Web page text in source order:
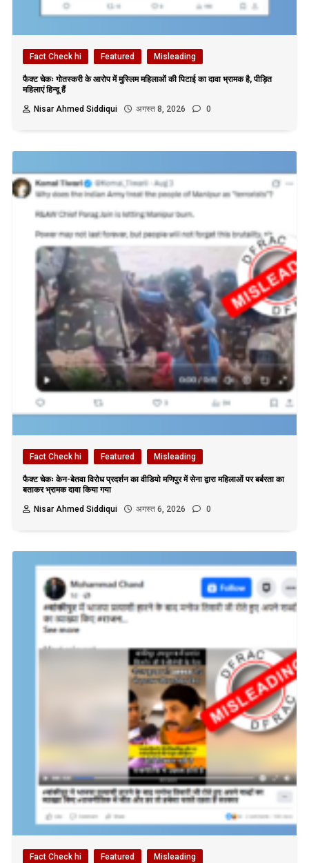
Fact Check hi Featured Misleading
फैक्ट चेकः गोतस्करी के आरोप में मुस्लिम महिलाओं की पिटाई का दावा भ्रामक है, पीड़ित
महिलाएं हिन्दू हैं
Nisar Ahmed Siddiqui
अगस्त 8, 2026 0
Fact Check hi Featured Misleading
फैक्ट चेकः केन-बेतवा विरोध प्रदर्शन का वीडियो मणिपुर में सेना द्वारा महिलाओं पर बर्बरता का
बताकर भ्रामक दावा किया गया
Nisar Ahmed Siddiqui
अगस्त 6, 2026 0
Fact Check hi Featured Misleading